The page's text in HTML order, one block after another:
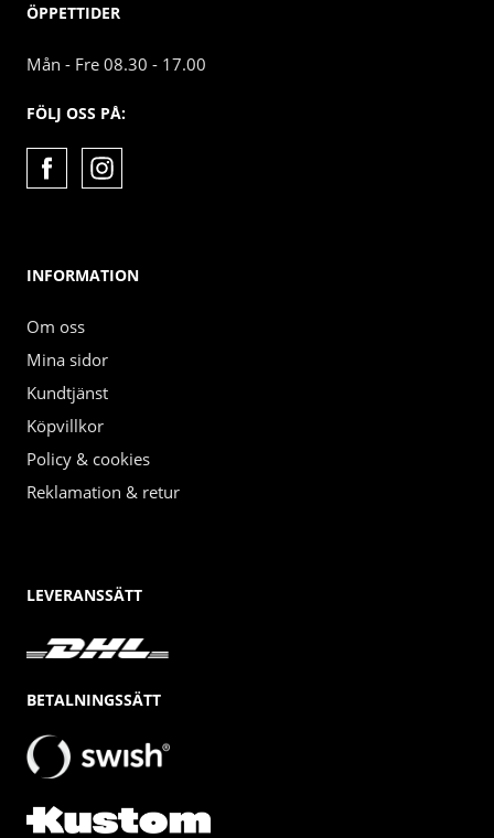
ÖPPETTIDER
Mån - Fre 08.30 - 17.00
FÖLJ OSS PÅ:
INFORMATION
Om oss
Mina sidor
Kundtjänst
Köpvillkor
Policy & cookies
Reklamation & retur
LEVERANSSÄTT
BETALNINGSSÄTT